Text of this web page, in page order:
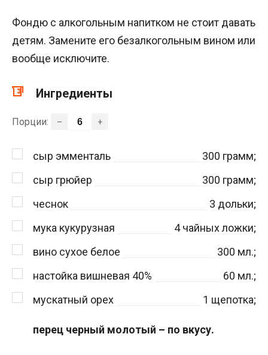
Фондю с алкогольным напитком не стоит давать
детям. Замените его безалкогольным вином или
вообще исключите.
Ингредиенты
Порции: – +
сыр эмменталь 300 грамм;
сыр грюйер
300 грамм;
чеснок
3 дольки;
мука кукурузная
4чайных ложки;
вино сухое белое
300 мл.;
настойка вишневая 40%
60 мл.;
мускатный орех
1 щепотка;
перец черный молотый – по вкусу.